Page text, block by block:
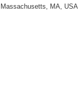
MA, USA